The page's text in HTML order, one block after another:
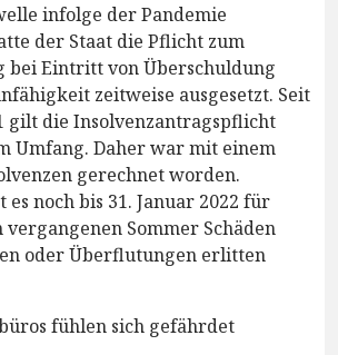
infolge der Pandemie
der Staat die Pflicht zum
bei Eintritt von Überschuldung
zeitweise ausgesetzt. Seit
gilt die Insolvenzantragspflicht
Umfang. Daher war mit einem
gerechnet worden.
es noch bis 31. Januar 2022 für
Sommer Schäden
oder Überflutungen erlitten
fühlen sich gefährdet